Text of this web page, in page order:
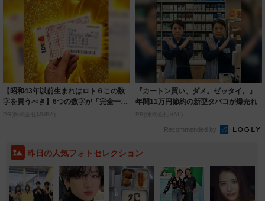
【昭和43年以前生まれはロト６この数
字を買うべき】6つの数字が「完全一
致」する方...
PR(株式会社MURA)
『カートン買い、ダメ。ゼッタイ。』
年間11万円節約の新型タバコが爆売れ
PR(株式会社HAL)
Recommended by
昨日の人気フォトセレクション